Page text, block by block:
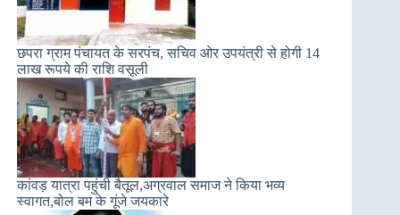
छपरा ग्राम पंचायत के सरपंच, सचिव ओर उपयंत्री से होगी 14
लाख रूपये की राशि वसूली
कांवड़ यात्रा पहुंची बैतूल,अग्रवाल समाज ने किया भव्य
स्वागत,बोल बम के गूंजे जयकारे